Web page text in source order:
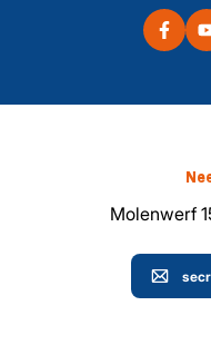
Molenwerf